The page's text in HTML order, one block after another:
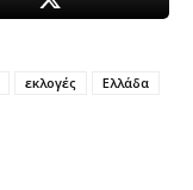
εκλογές
Ελλάδα